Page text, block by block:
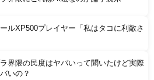
ールXP500プレイヤー「私はタコに利敵さ
ラ界隈の民度はヤバいって聞いたけど実際
いの？